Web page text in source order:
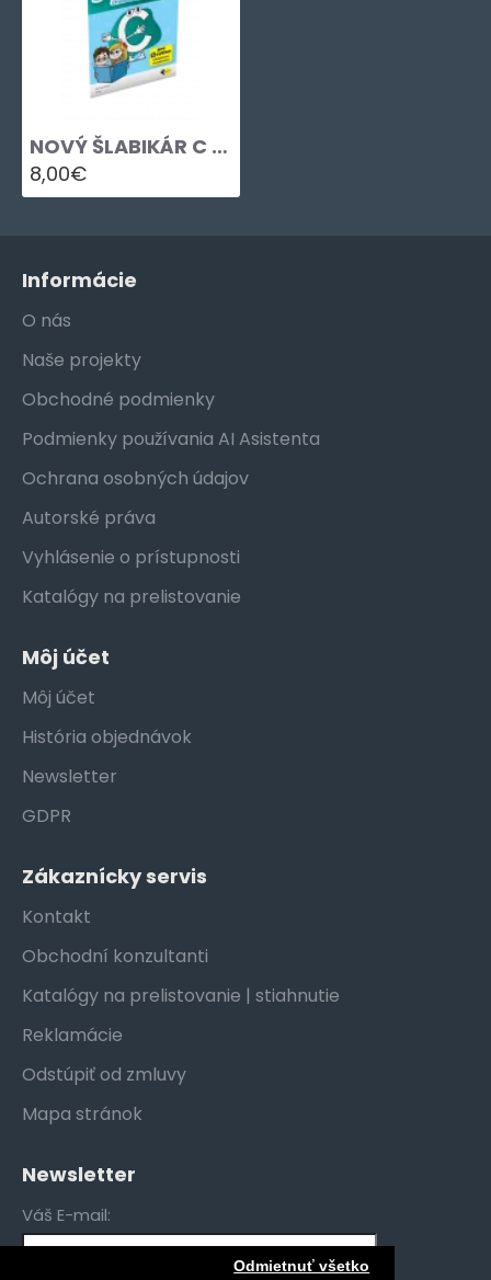
Odmietnuť všetko
NOVÝ ŠLABIKÁR C – ČÍTANKOVÉ OBDOBIE
8,00€
Informácie
O nás
Naše projekty
Obchodné podmienky
Podmienky používania AI Asistenta
Ochrana osobných údajov
Autorské práva
Vyhlásenie o prístupnosti
Katalógy na prelistovanie
Môj účet
Môj účet
História objednávok
Newsletter
GDPR
Zákaznícky servis
Kontakt
Obchodní konzultanti
Katalógy na prelistovanie | stiahnutie
Reklamácie
Odstúpiť od zmluvy
Mapa stránok
Newsletter
Váš E-mail: